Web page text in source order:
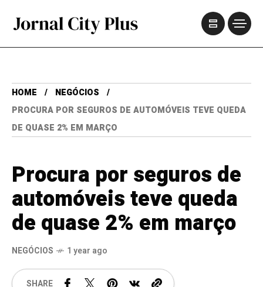
HOME
NEGÓCIOS
PROCURA POR SEGUROS DE AUTOMÓVEIS TEVE QUEDA
DE QUASE 2% EM MARÇO
Procura por seguros de
automóveis teve queda
de quase 2% em março
NEGÓCIOS 1 year ago
SHARE